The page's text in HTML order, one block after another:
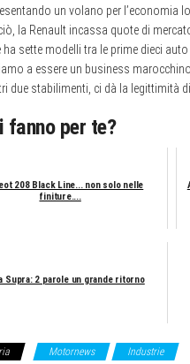
un volano per l’economia
la Renault incassa quote di
ha sette modelli tra le prime dieci auto
a essere un business
due stabilimenti, ci dà la legittimità
fanno per te?
208 Black Line... non solo nelle
finiture....
Supra: 2 parole un grande ritorno
Motornews Industrie